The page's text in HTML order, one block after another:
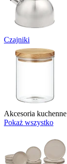
Czajniki
Akcesoria kuchenne
Pokaż wszystko